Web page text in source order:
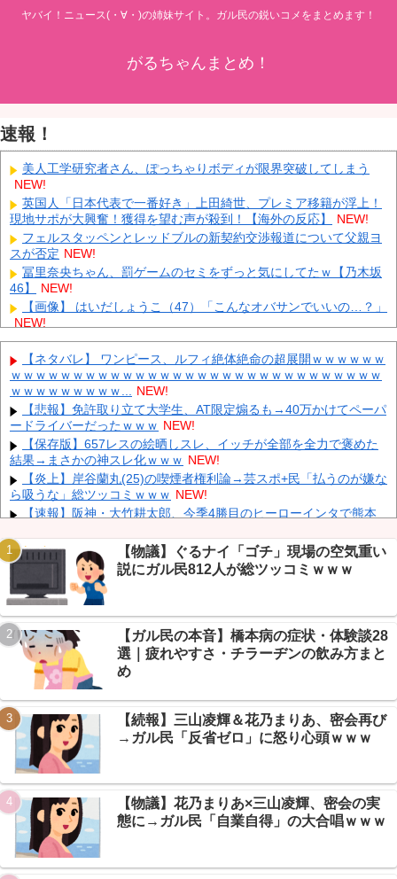
ヤバイ！ニュース(・∀・)の姉妹サイト。ガル民の鋭いコメをまとめます！
がるちゃんまとめ！
速報！
美人工学研究者さん、ぽっちゃりボディが限界突破してしまう
NEW!
英国人「日本代表で一番好き」上田綺世、プレミア移籍が浮上！
現地サポが大興奮！獲得を望む声が殺到！【海外の反応】
NEW!
フェルスタッペンとレッドブルの新契約交渉報道について父親ヨ
スが否定 NEW!
冨里奈央ちゃん、罰ゲームのセミをずっと気にしてたｗ【乃木坂
46】
NEW!
【画像】 はいだしょうこ（47）「こんなオバサンでいいの…？」
NEW!
ダイソーの220円のUSBケーブルが3ヶ月でダメになったんやが
NEW!
中国「大洪水！」三峡ダム「大雨で増水（台風直撃前」中国ダム
「緊急放流！」中国鉄道「列車が走行中に流される」中国避難所
「支援物資は有料です」謎の勢力「え」→ NEW!
韓国人の対日好感度が過去最高に、「ノージャパン」は終わっ
た？＝ネット「中国より100倍いい」
NEW!
【速報】 毎日新聞のベテラン記者を逮捕 包丁で夫を脅した容疑
NEW!
中国人のリウさん、新エネ車で国境越えたら遠隔操作で30時間ロ
ックされる！ NEW!
Powered by livedoor 相互RSS
【ネタバレ】 ワンピース、ルフィ絶体絶命の超展開ｗｗｗｗｗｗ
ｗｗｗｗｗｗｗｗｗｗｗｗｗｗｗｗｗｗｗｗｗｗｗｗｗｗｗｗｗｗ
ｗｗｗｗｗｗｗｗｗ... NEW!
【悲報】免許取り立て大学生、AT限定煽るも→40万かけてペーパ
ードライバーだったｗｗｗ NEW!
【保存版】657レスの絵晒しスレ、イッチが全部を全力で褒めた
結果→まさかの神スレ化ｗｗｗ NEW!
【炎上】岸谷蘭丸(25)の喫煙者権利論→芸スポ+民「払うのが嫌な
ら吸うな」総ツッコミｗｗｗ NEW!
【速報】阪神・大竹耕太郎、今季4勝目のヒーローインタで熊本
【速報】 専門家「イオンモール熊本の爆心地に”こんなもの”があ
ったんだけど…」
NEW!
【画像】 真夏日のプール、ガチで最高すぎｗｗｗｗｗｗｗｗｗｗ
NEW!
内田梨瑚受刑者「社会に戻りたいです」 NEW!
【保存版】たこ焼きの”タコ”は代用できるのか→VIP民が本気で選
んだ最強の代役ｗｗｗ NEW!
【画像】 福岡、こんなのが普通に走ってるｗｗｗｗｗｗｗｗｗｗ
ｗｗｗｗｗｗ NEW!
Powered by livedoor 相互RSS
【物議】ぐるナイ「ゴチ」現場の空気重い
説にガル民812人が総ツッコミｗｗｗ
【ガル民の本音】橋本病の症状・体験談28
選｜疲れやすさ・チラーヂンの飲み方まと
め
【続報】三山凌輝＆花乃まりあ、密会再び
→ガル民「反省ゼロ」に怒り心頭ｗｗｗ
【物議】花乃まりあ×三山凌輝、密会の実
態に→ガル民「自業自得」の大合唱ｗｗｗ